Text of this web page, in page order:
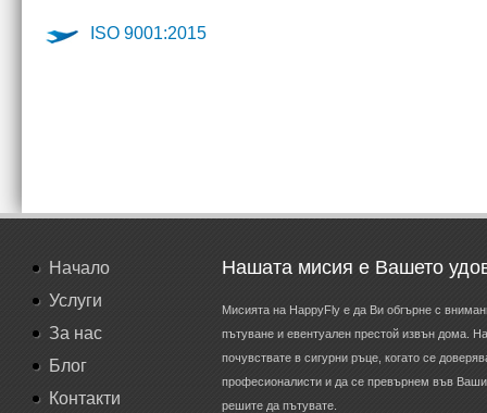
ISO 9001:2015
Начало
Услуги
За нас
Блог
Контакти
Нашата мисия е Вашето
Мисията на HappyFly е да Ви обгърне с
пътуване и евентуален престой извън дома.
почувствате в сигурни ръце, когато се
професионалисти и да се превърнем във
решите да пътувате.